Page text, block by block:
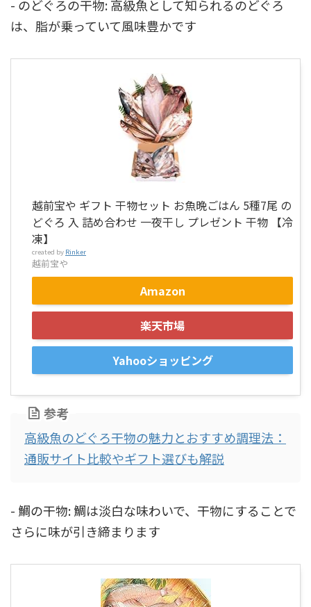
- のどぐろの干物: 高級魚として知られるのどぐろ
は、脂が乗っていて風味豊かです
越前宝や ギフト 干物セット お魚晩ごはん 5種7尾 の
どぐろ 入 詰め合わせ 一夜干し プレゼント 干物 【冷
凍】
created by Rinker
越前宝や
Amazon
楽天市場
Yahooショッピング
参考
高級魚のどぐろ干物の魅力とおすすめ調理法：
通販サイト比較やギフト選びも解説
- 鯛の干物: 鯛は淡白な味わいで、干物にすることで
さらに味が引き締まります